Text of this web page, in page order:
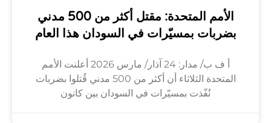
الأمم المتحدة: مقتل أكثر من 500 مدني
بضربات بمسيّرات في السودان هذا العام
أ ف ب/ مدار: 24 آذار/ مارس 2026 أعلنت الأمم
المتحدة الثلاثاء أن أكثر من 500 مدني قُتلوا بضربات
نُفّذت بمسيّرات في السودان بين كانون